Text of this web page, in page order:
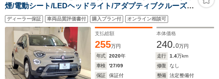
煙/電動シート/LEDヘッドライト/アダプティブクルーズコ
ントロール/レザーシート/バックカメラ/ETC/ドラレコ
ディーラー保証 車両品質評価書付 購入プラン付 オンライン相談可
支払総額
255万円
本体価格
240.0万円
年式
2020年 走行 1.4万km
車検
'27/09 修復
なし
保証
保証付 整備
法定整備付